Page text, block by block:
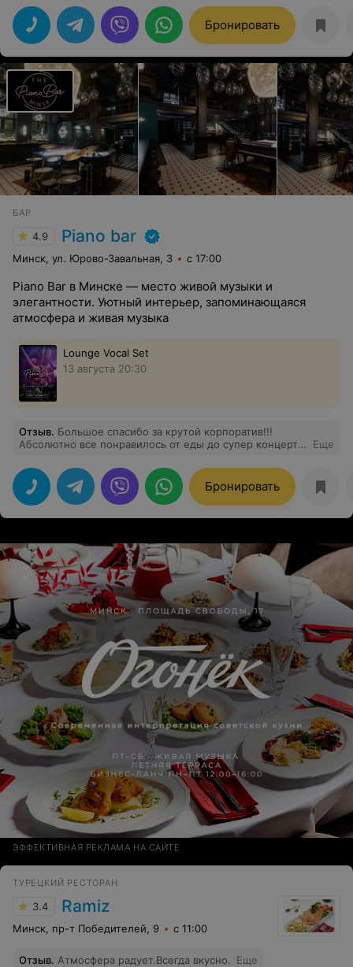
Бронировать
БАР
4.9 Piano bar
Минск, ул. Юрово-Завальная, 3 с 17:00
Piano Bar в Минске — место живой музыки и
элегантности. Уютный интерьер, запоминающаяся
атмосфера и живая музыка
Lounge Vocal Set
13 августа 20:30
Отзыв. Большое спасибо за крутой корпоратив!!!
Абсолютно все понравилось от еды до супер концерта
приветливые, улыбчивые. Очень красивое оформление
зала, эстетическое наслаждние. Молодцы!
Еще
Бронировать
ЭФФЕКТИВНАЯ РЕКЛАМА НА САЙТЕ
ТУРЕЦКИЙ РЕСТОРАН
3.4 Ramiz
Минск, пр-т Победителей, 9 с 11:00
Отзыв. Атмосфера радует.Всегда вкусно. Еще